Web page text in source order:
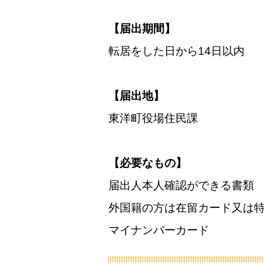
【届出期間】
転居をした日から14日以内
【届出地】
東洋町役場住民課
【必要なもの】
届出人本人確認ができる書類
外国籍の方は在留カード又は
マイナンバーカード